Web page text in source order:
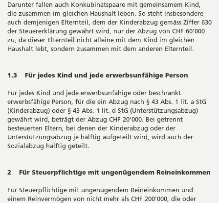
Darunter fallen auch Konkubinatspaare mit gemeinsamem Kind,
die zusammen im gleichen Haushalt leben. So steht insbesondere
auch demjenigen Elternteil, dem der Kinderabzug gemäss Ziffer 630
der Steuererklärung gewährt wird, nur der Abzug von CHF 60'000
zu, da dieser Elternteil nicht alleine mit dem Kind im gleichen
Haushalt lebt, sondern zusammen mit dem anderen Elternteil.
1.3 Für jedes Kind und jede erwerbsunfähige Person
Für jedes Kind und jede erwerbsunfähige oder beschränkt
erwerbsfähige Person, für die ein Abzug nach § 43 Abs. 1 lit. a StG
(Kinderabzug) oder § 43 Abs. 1 lit. d StG (Unterstützungsabzug)
gewährt wird, beträgt der Abzug CHF 20‘000. Bei getrennt
besteuerten Eltern, bei denen der Kinderabzug oder der
Unterstützungsabzug je hälftig aufgeteilt wird, wird auch der
Sozialabzug hälftig geteilt.
2 Für Steuerpflichtige mit ungenügendem Reineinkommen
Für Steuerpflichtige mit ungenügendem Reineinkommen und
einem Reinvermögen von nicht mehr als CHF 200’000, die oder